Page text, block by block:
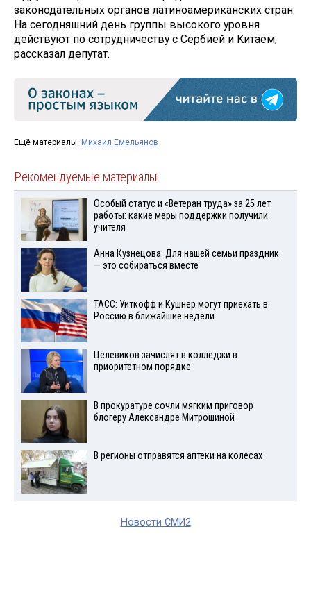
законодательных органов латиноамериканских стран.
На сегодняшний день группы высокого уровня
действуют по сотрудничеству с Сербией и Китаем,
рассказал депутат.
Ещё материалы: Михаил Емельянов
Рекомендуемые материалы
Особый статус и «Ветеран труда» за 25 лет
работы: какие меры поддержки получили
учителя
Анна Кузнецова: Для нашей семьи праздник
— это собираться вместе
ТАСС: Уиткофф и Кушнер могут приехать в
Россию в ближайшие недели
Целевиков зачислят в колледжи в
приоритетном порядке
В прокуратуре сочли мягким приговор
блогеру Александре Митрошиной
В регионы отправятся аптеки на колесах
Новости СМИ2